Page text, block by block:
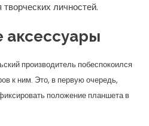
личностей.
производитель побеспокоился
к ним. Это, в первую очередь,
положение планшета в